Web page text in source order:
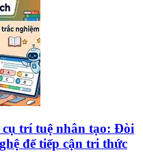
cụ trí tuệ nhân tạo: Đòi
để tiếp cận tri thức